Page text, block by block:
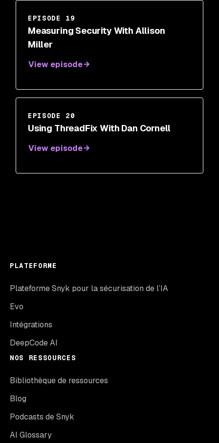
EPISODE 19
Measuring Security With Allison
Miller
View episode
EPISODE 20
Using ThreadFix With Dan Cornell
View episode
PLATEFORME
Plateforme Snyk pour la sécurisation de l’IA
Evo
Intégrations
DeepCode AI
NOS RESSOURCES
Bibliothèque de ressources
Blog
Podcasts de Snyk
AI Glossary